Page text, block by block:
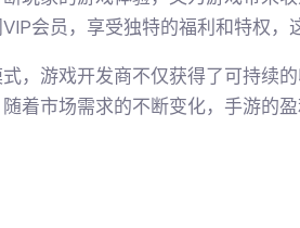
会员，享受独特的福利和特权，
，游戏开发商不仅获得了可持续
着市场需求的不断变化，手游的